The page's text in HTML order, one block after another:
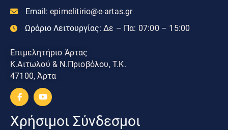
Email: epimelitirio@e-artas.gr
Ωράριο Λειτουργίας: Δε – Πα: 07:00 – 15:00
Επιμελητήριο Άρτας
Κ.Αιτωλού & Ν.Πριοβόλου, Τ.Κ.
47100, Άρτα
Χρήσιμοι Σύνδεσμοι